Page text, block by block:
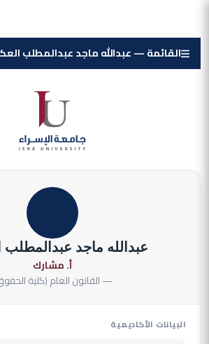
القائمة — عبدالله ماجد عبدالمطلب
عبدالله ماجد عبدالمطلب
أ. مشارك
— القانون العام (كلية
البيانات الأكاديمية